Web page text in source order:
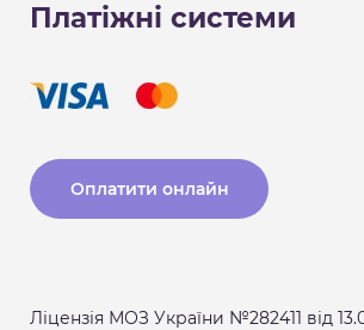
Платіжні системи
Оплатити онлайн
Ліцензія МОЗ України №282411 від